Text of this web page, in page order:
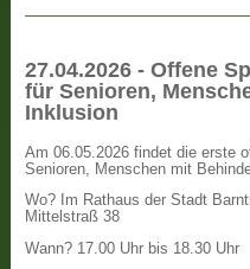
27.04.2026 - Offene
für Senioren,
Inklusion
Am 06.05.2026 findet die erste
Senioren, Menschen mit
Wo? Im Rathaus der Stadt
Mittelstraß 38
Wann? 17.00 Uhr bis 18.30 Uhr